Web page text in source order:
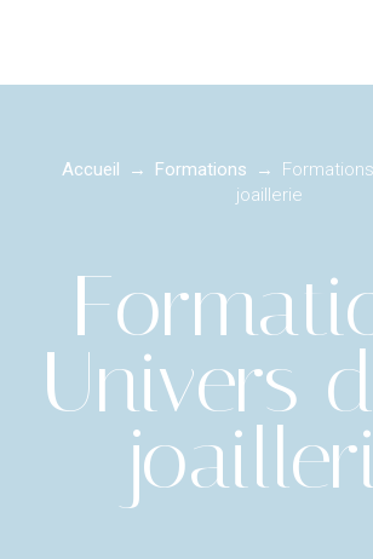
Accueil → Formations →
joaillerie
Univers